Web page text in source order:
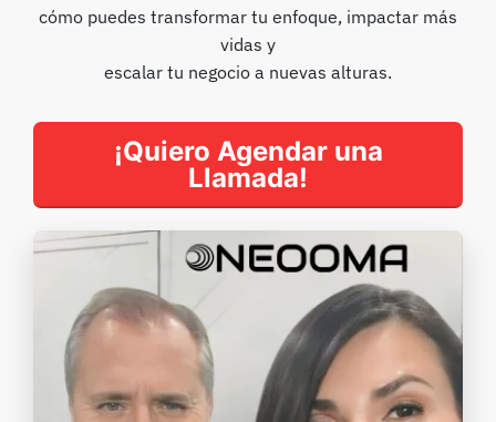
cómo puedes transformar tu enfoque, impactar más
vidas y
escalar tu negocio a nuevas alturas.
¡Quiero Agendar una
Llamada!